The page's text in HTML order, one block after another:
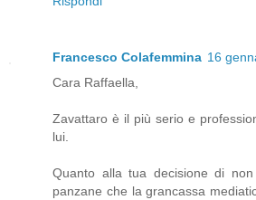
Francesco Colafemmina 16
Cara Raffaella,
Zavattaro è il più serio e
lui.
Quanto alla tua decisione di
panzane che la grancassa